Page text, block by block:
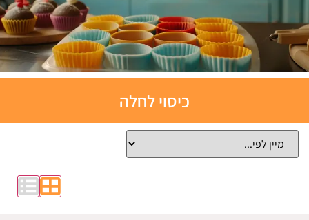
תבניות
אפייה
סיליקון
כיסוי לחלה